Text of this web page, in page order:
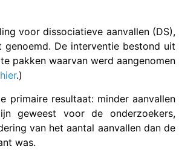
voor dissociatieve aanvallen (DS),
De interventie bestond uit
pakken waarvan werd aangenomen
hier.)
primaire resultaat: minder aanvallen
geweest voor de onderzoekers,
van het aantal aanvallen dan de
was.